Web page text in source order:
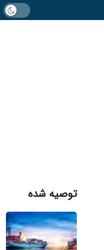
توصیه شده